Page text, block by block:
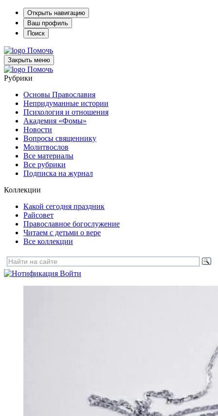
Открыть навигацию
Ваш профиль
Поиск
Помочь
Закрыть меню
Помочь
Рубрики
Основы Православия
Непридуманные истории
Психология и отношения
Академия «Фомы»
Новости
Вопросы священнику
Молитвослов
Все материалы
Все рубрики
Подписка на журнал
Коллекции
Какой сегодня праздник
Райсовет
Православное богослужение
Читаем с детьми о вере
Все коллекции
Войти